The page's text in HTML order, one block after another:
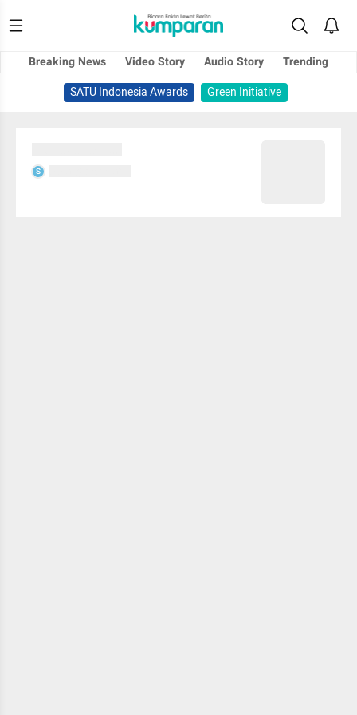
Breaking News Video Story Audio Story
Trending
SATU Indonesia Awards
Green Initiative
S